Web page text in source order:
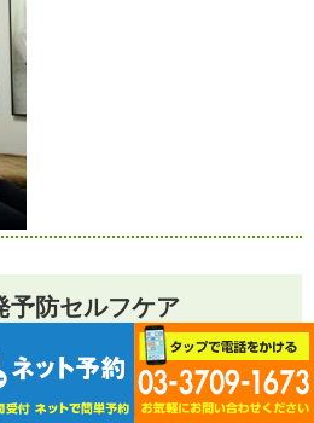
防セルフケア